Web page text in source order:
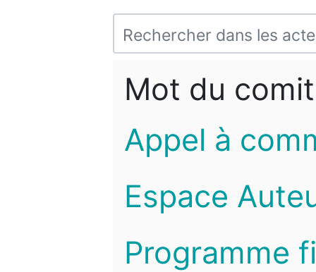
Mot du
Appel à
Espace
Programme